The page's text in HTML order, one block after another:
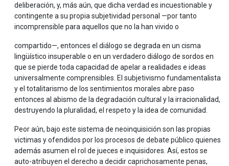
deliberación, y, más aún, que dicha verdad es incuestionable y
contingente a su propia subjetividad personal —por tanto
incomprensible para aquellos que no la han vivido o
compartido—, entonces el diálogo se degrada en un cisma
lingüístico insuperable o en un verdadero diálogo de sordos en
que se pierde toda capacidad de apelar a realidades e ideas
universalmente comprensibles. El subjetivismo fundamentalista
y el totalitarismo de los sentimientos morales abre paso
entonces al abismo de la degradación cultural y la irracionalidad,
destruyendo la pluralidad, el respeto y la idea de comunidad.
Peor aún, bajo este sistema de neoinquisición son las propias
victimas y ofendidos por los procesos de debate público quienes
además asumen el rol de jueces e inquisidores. Así, estos se
auto-atribuyen el derecho a decidir caprichosamente penas,